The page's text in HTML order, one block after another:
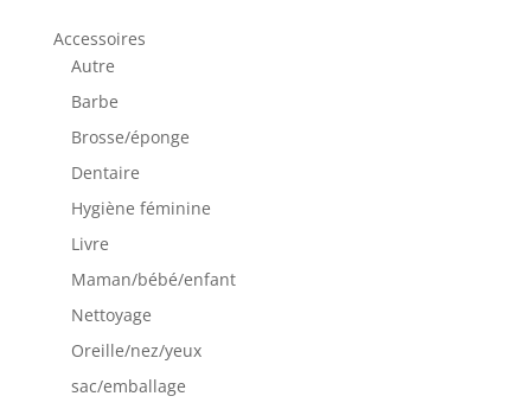
Accessoires
Autre
Barbe
Brosse/éponge
Dentaire
Hygiène féminine
Livre
Maman/bébé/enfant
Nettoyage
Oreille/nez/yeux
sac/emballage